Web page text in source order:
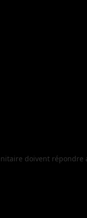
doivent